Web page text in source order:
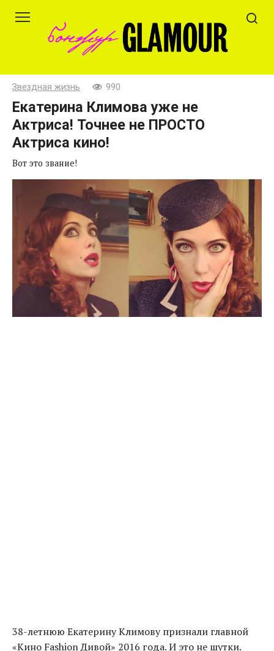
Звездная жизнь 990
Екатерина Климова уже не
Актриса! Точнее не ПРОСТО
Актриса кино!
Вот это звание!
38-летнюю Екатерину Климову признали главной
«Кино Fashion Дивой» 2016 года. И это не шутки.